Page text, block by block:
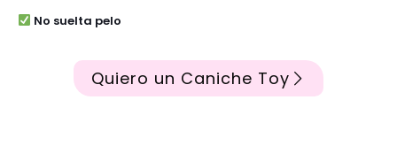
No suelta pelo
Quiero un Caniche Toy